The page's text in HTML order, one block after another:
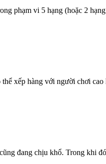
phạm vi 5 hạng (hoặc 2
xếp hàng với người chơi
đang chịu khổ. Trong khi